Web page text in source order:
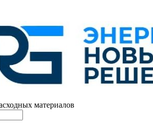
материалов